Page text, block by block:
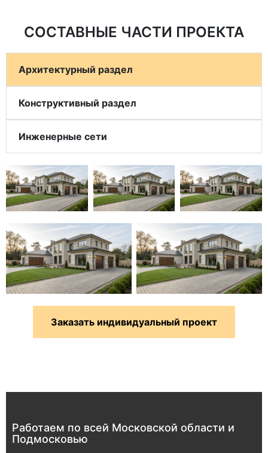
СОСТАВНЫЕ ЧАСТИ ПРОЕКТА
Архитектурный раздел
Конструктивный раздел
Инженерные сети
Заказать индивидуальный проект
Работаем по всей Московской области и
Подмосковью